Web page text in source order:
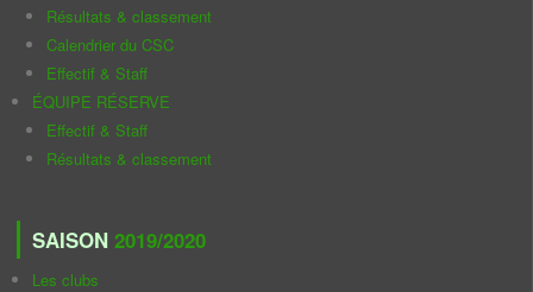
Résultats & classement
Calendrier du CSC
Effectif & Staff
ÉQUIPE RÉSERVE
Effectif & Staff
Résultats & classement
SAISON 2019/2020
Les clubs